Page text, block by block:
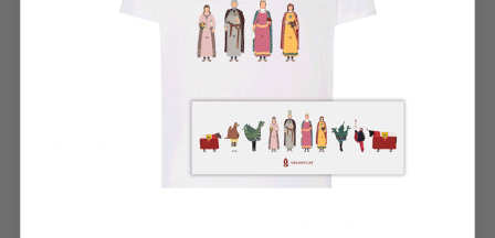
Quan se celebra La Mercè a Barcelona?